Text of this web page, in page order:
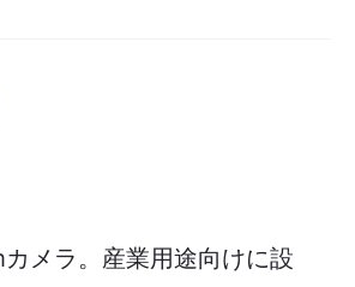
メラ。産業用途向けに設